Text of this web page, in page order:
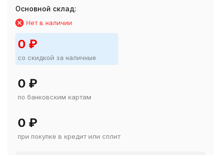
Основной склад:
Нет в наличии
0 ₽
со скидкой за наличные
0 ₽
по банковским картам
0 ₽
при покупке в кредит или сплит